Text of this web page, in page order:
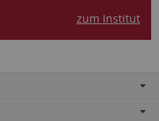
zum Institut